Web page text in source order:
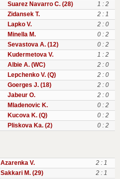
Suarez Navarro C. (28)
1 : 2
Zidansek T.
2 : 1
Lapko V.
2 : 0
Minella M.
0 : 2
Sevastova A. (12)
0 : 2
Kudermetova V.
1 : 2
Albie A. (WC)
2 : 0
Lepchenko V. (Q)
2 : 0
Goerges J. (18)
2 : 0
Jabeur O.
2 : 0
Mladenovic K.
0 : 2
Kucova K. (Q)
0 : 2
Pliskova Ka. (2) 0 : 2
Azarenka V.
2 : 1
Sakkari M. (29)
2 : 1